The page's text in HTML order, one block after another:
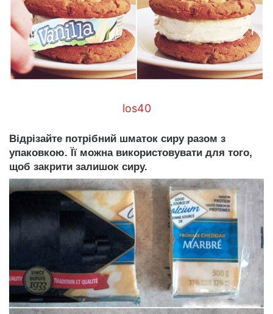
los40
Відрізайте потрібний шматок сиру разом з
упаковкою. Її можна використовувати для того,
щоб закрити залишок сиру.